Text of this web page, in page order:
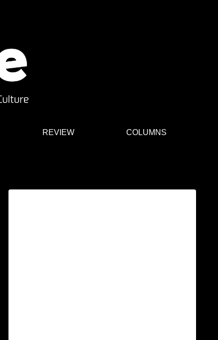
REVIEW COLUMNS